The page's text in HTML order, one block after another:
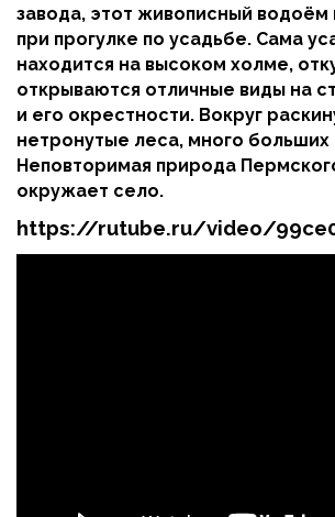
завода, этот живописный
при прогулке по усадьбе. Сама
находится на высоком холме,
открываются отличные виды на
и его окрестности. Вокруг
нетронутые леса, много больших
Неповторимая природа
окружает село.
https://rutube.ru/video/